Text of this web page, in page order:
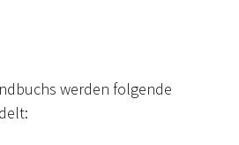
werden folgende